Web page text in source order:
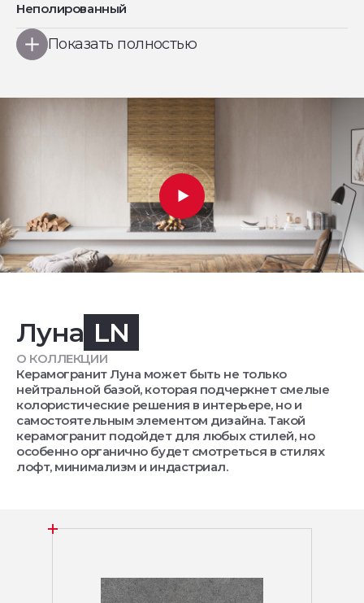
Неполированный
Показать полностью
Луна LN
О КОЛЛЕКЦИИ
Керамогранит Луна может быть не только
нейтральной базой, которая подчеркнет смелые
колористические решения в интерьере, но и
самостоятельным элементом дизайна. Такой
керамогранит подойдет для любых стилей, но
особенно органично будет смотреться в стилях
лофт, минимализм и индастриал.